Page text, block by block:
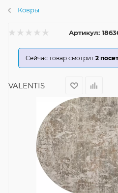
Ковры
Артикул:
Сейчас товар смотрит 2
VALENTIS